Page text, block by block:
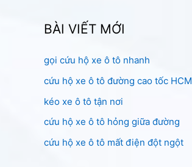
k
ế
m
:
BÀI VIẾT MỚI
gọi cứu hộ xe ô tô nhanh
cứu hộ xe ô tô đường cao tốc HCM
kéo xe ô tô tận nơi
cứu hộ xe ô tô hỏng giữa đường
cứu hộ xe ô tô mất điện đột ngột